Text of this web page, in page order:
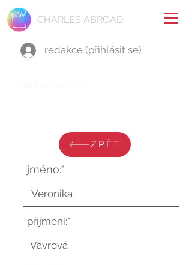
CHARLES ABROAD
redakce (přihlásit se)
ZPĚT
jméno:*
příjmení:*